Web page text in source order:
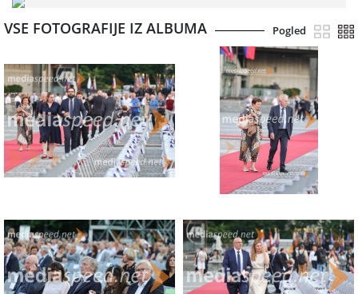
VSE FOTOGRAFIJE IZ ALBUMA Pogled